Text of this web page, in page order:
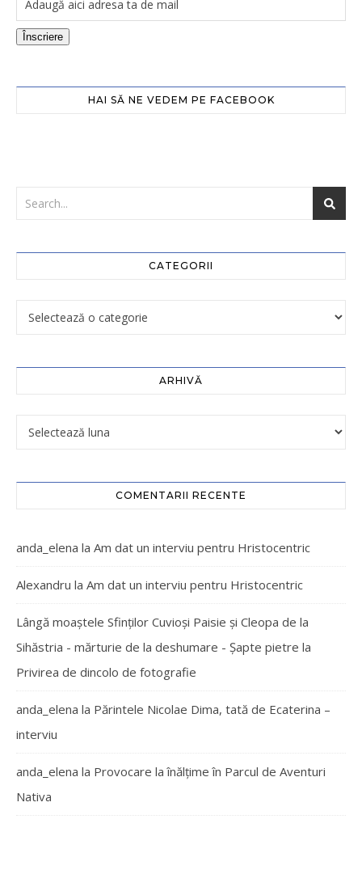
Înscriere
HAI SĂ NE VEDEM PE FACEBOOK
CATEGORII
ARHIVĂ
COMENTARII RECENTE
anda_elena la Am dat un interviu pentru Hristocentric
Alexandru la Am dat un interviu pentru Hristocentric
Lângă moaștele Sfinților Cuvioși Paisie și Cleopa de la
Sihăstria - mărturie de la deshumare - Şapte pietre la
Privirea de dincolo de fotografie
anda_elena la Părintele Nicolae Dima, tată de Ecaterina –
interviu
anda_elena la Provocare la înălțime în Parcul de Aventuri
Nativa